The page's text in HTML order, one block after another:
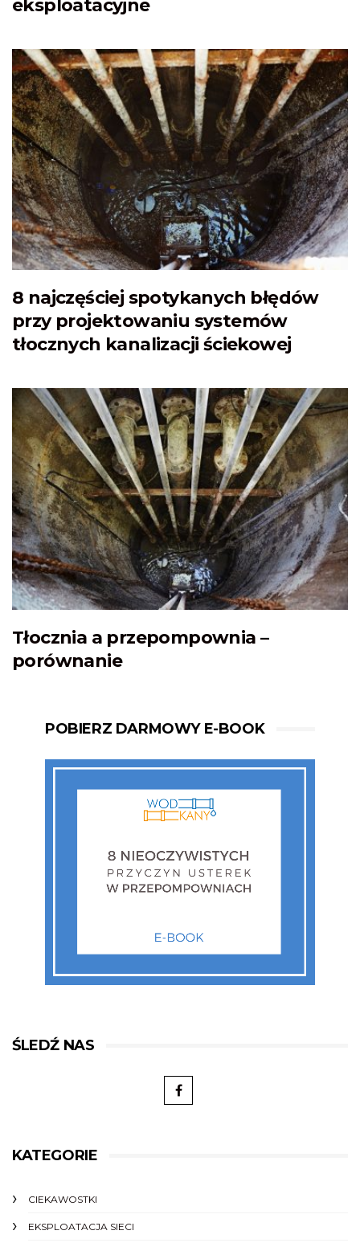
eksploatacyjne
8 najczęściej spotykanych błędów
przy projektowaniu systemów
tłocznych kanalizacji ściekowej
Tłocznia a przepompownia –
porównanie
POBIERZ DARMOWY E-BOOK
ŚLEDŹ NAS
KATEGORIE
CIEKAWOSTKI
EKSPLOATACJA SIECI